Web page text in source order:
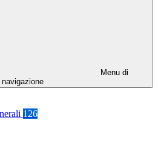
Menu di
navigazione
126